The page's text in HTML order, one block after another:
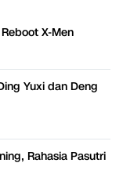
X-Men
Yuxi dan Deng
Rahasia Pasutri